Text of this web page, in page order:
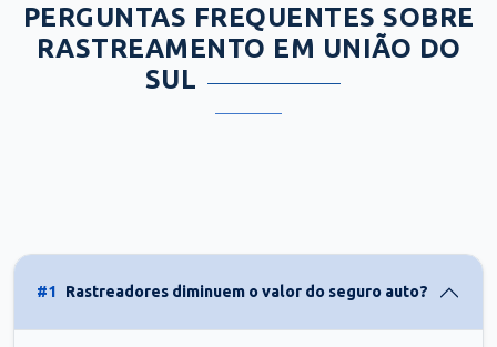
PERGUNTAS FREQUENTES SOBRE
RASTREAMENTO EM UNIÃO DO
SUL
#1 Rastreadores diminuem o valor do seguro auto?